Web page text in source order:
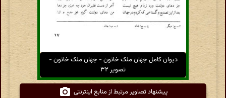
دیوان کامل جهان ملک خاتون - جهان ملک خاتون -
تصویر ۳۲
پیشنهاد تصاویر مرتبط از منابع اینترنتی